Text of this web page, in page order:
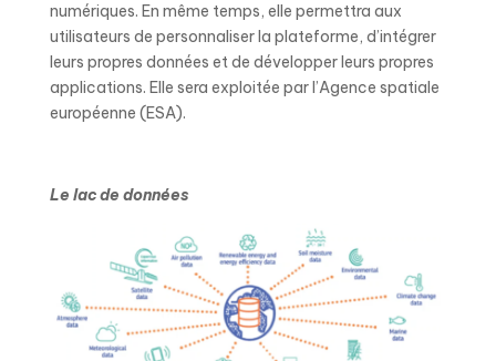
numériques. En même temps, elle permettra aux
utilisateurs de personnaliser la plateforme, d’intégrer
leurs propres données et de développer leurs propres
applications. Elle sera exploitée par l’Agence spatiale
européenne (ESA).
Le lac de données